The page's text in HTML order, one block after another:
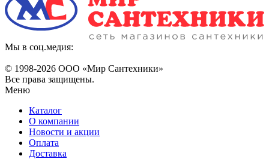
Мы в соц.медия:
© 1998-2026 ООО «Мир Сантехники»
Все права защищены.
Меню
Каталог
О компании
Новости и акции
Оплата
Доставка